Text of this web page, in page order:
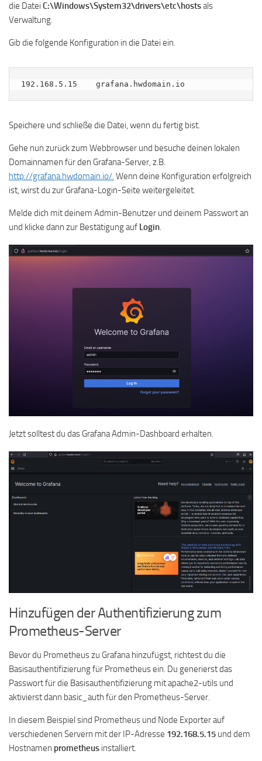
die Datei C:\Windows\System32\drivers\etc\hostsals
Verwaltung.
Gib die folgende Konfiguration in die Datei ein.
192.168.5.15    grafana.hwdomain.io
Speichere und schließe die Datei, wenn du fertig bist.
Gehe nun zurück zum Webbrowser und besuche deinen lokalen
Domainnamen für den Grafana-Server, z.B.
http://grafana.hwdomain.io/. Wenn deine Konfiguration erfolgreich
ist, wirst du zur Grafana-Login-Seite weitergeleitet.
Melde dich mit deinem Admin-Benutzer und deinem Passwort an
und klicke dann zur Bestätigung auf Login.
Jetzt solltest du das Grafana Admin-Dashboard erhalten.
Hinzufügen der Authentifizierung zum
Prometheus-Server
Bevor du Prometheus zu Grafana hinzufügst, richtest du die
Basisauthentifizierung für Prometheus ein. Du generierst das
Passwort für die Basisauthentifizierung mit apache2-utils und
aktivierst dann basic_auth für den Prometheus-Server.
In diesem Beispiel sind Prometheus und Node Exporter auf
verschiedenen Servern mit der IP-Adresse 192.168.5.15 und dem
Hostnamen prometheus installiert.